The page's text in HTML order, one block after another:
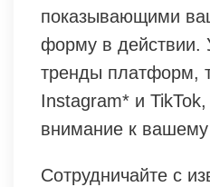
показывающими
форму в действии.
тренды платформ,
Instagram* и
внимание к вашему
Сотрудничайте с